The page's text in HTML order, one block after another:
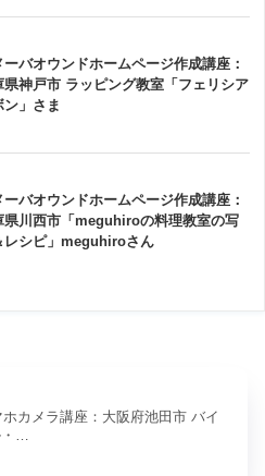
ーバオウンドホームページ作成講座：
県神戸市 ラッピング教室「フェリシア
ン」さま
ーバオウンドホームページ作成講座：
県川西市「meguhiroの料理教室の写
レシピ」meguhiroさん
カメラ講座：大阪府池田市 バイ
・…